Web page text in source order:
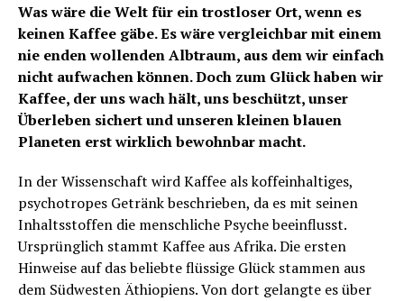
Was wäre die Welt für ein trostloser Ort, wenn es
keinen Kaffee gäbe. Es wäre vergleichbar mit einem
nie enden wollenden Albtraum, aus dem wir einfach
nicht aufwachen können. Doch zum Glück haben wir
Kaffee, der uns wach hält, uns beschützt, unser
Überleben sichert und unseren kleinen blauen
Planeten erst wirklich bewohnbar macht.
In der Wissenschaft wird Kaffee als koffeinhaltiges,
psychotropes Getränk beschrieben, da es mit seinen
Inhaltsstoffen die menschliche Psyche beeinflusst.
Ursprünglich stammt Kaffee aus Afrika. Die ersten
Hinweise auf das beliebte flüssige Glück stammen aus
dem Südwesten Äthiopiens. Von dort gelangte es über